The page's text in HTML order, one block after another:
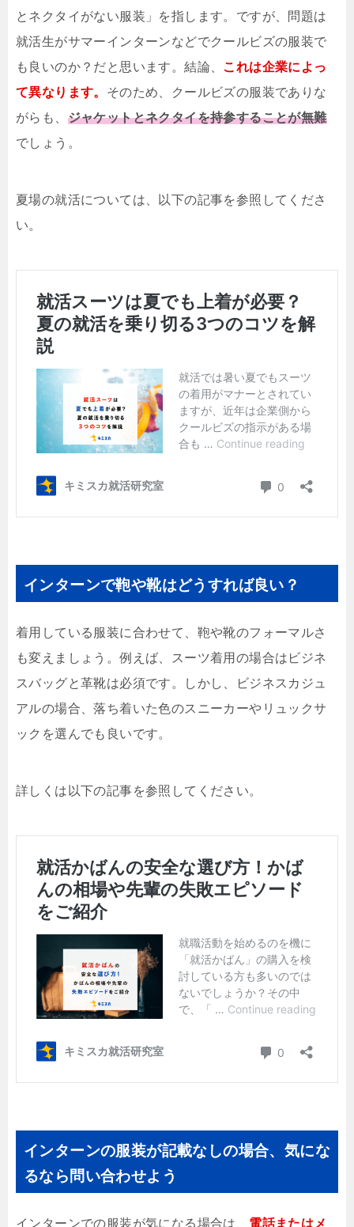
とネクタイがない服装」を指します。ですが、問題は
就活生がサマーインターンなどでクールビズの服装で
も良いのか？だと思います。結論、 これは企業によっ
て異なります。 そのため、クールビズの服装でありな
がらも、 ジャケットとネクタイを持参することが無難
でしょう。
夏場の就活については、以下の記事を参照してくださ
い。
インターンで鞄や靴はどうすれば良い？
着用している服装に合わせて、鞄や靴のフォーマルさ
も変えましょう。例えば、スーツ着用の場合はビジネ
スバッグと革靴は必須です。しかし、ビジネスカジュ
アルの場合、落ち着いた色のスニーカーやリュックサ
ックを選んでも良いです。
詳しくは以下の記事を参照してください。
インターンの服装が記載なしの場合、気にな
るなら問い合わせよう
インターンでの服装が気になる場合は、 電話またはメ